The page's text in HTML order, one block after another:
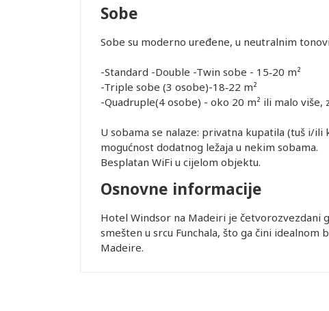
Sobe
Sobe su moderno uređene, u neutralnim
-Standard -Double -Twin sobe - 15‑20 m²
-Triple sobe (3 osobe)-18‑22 m²
-Quadruple(4 osobe) - oko 20 m² ili malo
U sobama se nalaze: privatna kupatila (tuš i/
mogućnost dodatnog ležaja u nekim sobama.
Besplatan WiFi u cijelom objektu.
Osnovne informacije
Hotel Windsor na Madeiri je četvorozvezdani
smešten u srcu Funchala, što ga čini
Madeire.